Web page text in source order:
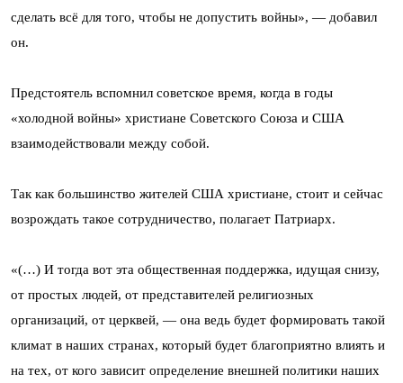
сделать всё для того, чтобы не допустить войны», — добавил
он.
Предстоятель вспомнил советское время, когда в годы
«холодной войны» христиане Советского Союза и США
взаимодействовали между собой.
Так как большинство жителей США христиане, стоит и сейчас
возрождать такое сотрудничество, полагает Патриарх.
«(…) И тогда вот эта общественная поддержка, идущая снизу,
от простых людей, от представителей религиозных
организаций, от церквей, — она ведь будет формировать такой
климат в наших странах, который будет благоприятно влиять и
на тех, от кого зависит определение внешней политики наших